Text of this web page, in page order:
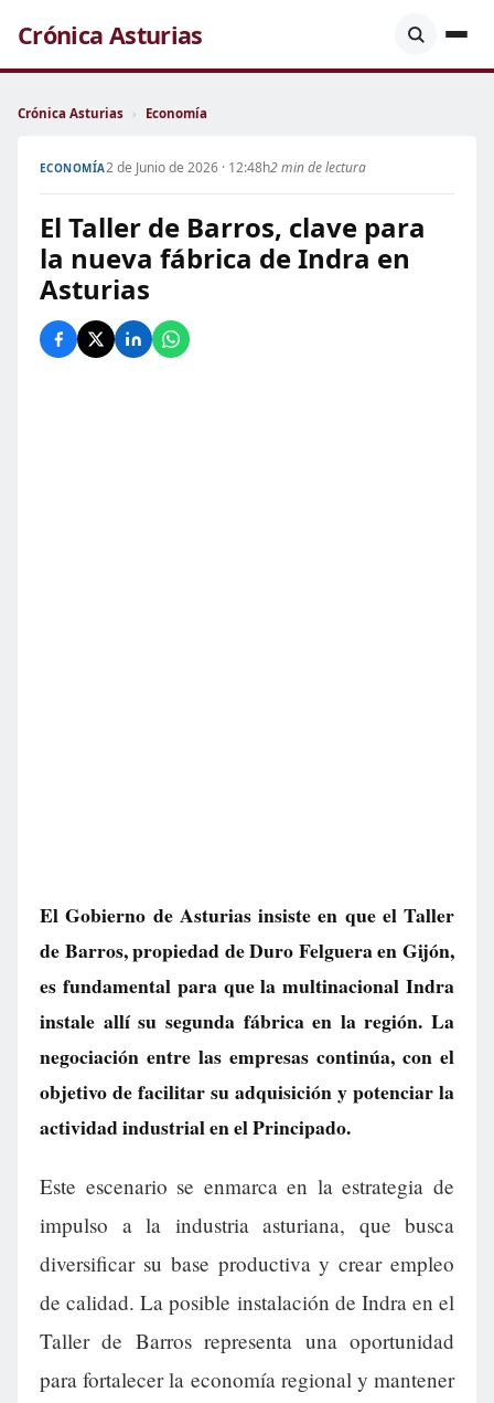
Crónica Asturias
Crónica Asturias › Economía
ECONOMÍA2 de Junio de 2026 · 12:48h2 min de lectura
El Taller de Barros, clave para
la nueva fábrica de Indra en
Asturias
El Gobierno de Asturias insiste en que el Taller
de Barros, propiedad de Duro Felguera en Gijón,
es fundamental para que la multinacional Indra
instale allí su segunda fábrica en la región. La
negociación entre las empresas continúa, con el
objetivo de facilitar su adquisición y potenciar la
actividad industrial en el Principado.
Este escenario se enmarca en la estrategia de
impulso a la industria asturiana, que busca
diversificar su base productiva y crear empleo
de calidad. La posible instalación de Indra en el
Taller de Barros representa una oportunidad
para fortalecer la economía regional y mantener